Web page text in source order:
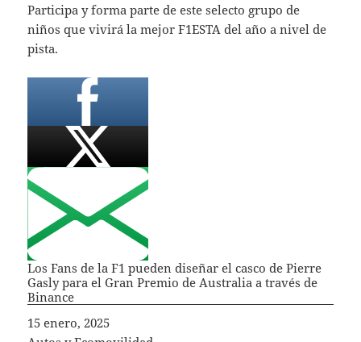
Participa y forma parte de este selecto grupo de
niños que vivirá la mejor F1ESTA del año a nivel de
pista.
Los Fans de la F1 pueden diseñar el casco de Pierre
Gasly para el Gran Premio de Australia a través de
Binance
Fecha
15 enero, 2025